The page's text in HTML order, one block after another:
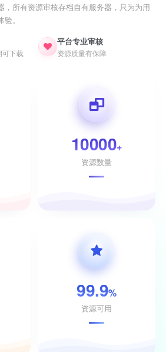
，所有资源审核存档自有服务器，只为为用
。
可下载
平台专业审核
资源质量有保障
10000+
资源数量
99.9%
资源可用